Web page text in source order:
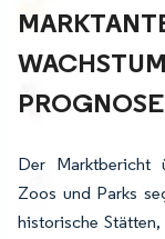
Der Marktbericht
Zoos und Parks
historische